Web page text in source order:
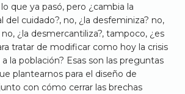
que ya pasó, pero ¿cambia la
del cuidado?, no, ¿la desfeminiza? no,
no, ¿la desmercantiliza?, tampoco, ¿es
tratar de modificar como hoy la crisis
la población? Esas son las preguntas
plantearnos para el diseño de
con cómo cerrar las brechas